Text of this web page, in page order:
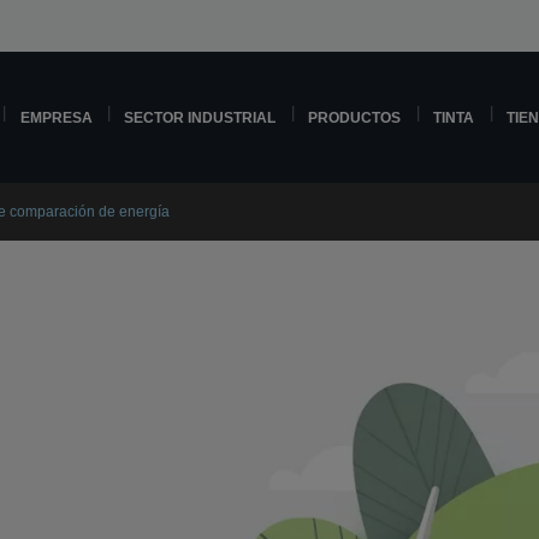
EMPRESA SECTOR INDUSTRIAL PRODUCTOS TINTA
comparación de energía